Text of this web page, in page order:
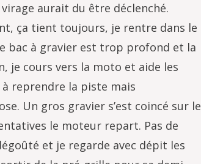
aurait du être déclenché.
ça tient toujours, je rentre dans le
bac à gravier est trop profond et la
je cours vers la moto et aide les
reprendre la piste mais
Un gros gravier s’est coincé sur le
le moteur repart. Pas de
et je regarde avec dépit les